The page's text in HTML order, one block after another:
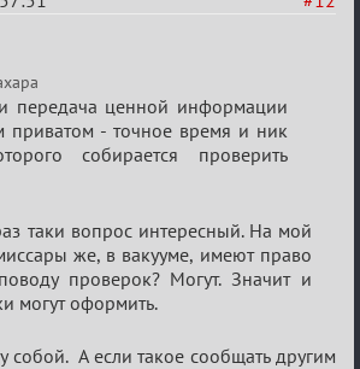
передача ценной информации
приватом - точное время и ник
собирается проверить
таки вопрос интересный. На мой
же, в вакууме, имеют право
проверок? Могут. Значит и
могут оформить.
собой. А если такое сообщать другим